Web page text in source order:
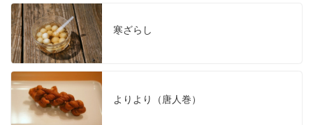
寒ざらし
よりより（唐人巻）